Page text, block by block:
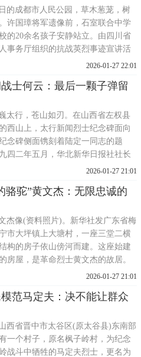
到新加坡谋生，其间接受了革命思想
年，参
的成都市人民公园，草木葱茏，树
许国璋将军遗像前，石室联合中学
的20余名孩子安静站立。由四川省
事务厅组织的抗战英烈事迹宣讲活
开帷幕，那热血沸腾、光照千秋的
像前，石室联合中学蜀华分校的学生
解(6月20日摄
2026-01-27 22:01
士何云：最后一颗子弹留
太行，苍山如刃。在山西省左权县
西山上，太行新闻烈士纪念碑面向
念碑侧面镌刻着陆定一同志的题
四二年五月，华北新华日报社社长
四十余位同志壮烈牺牲，烈士们永垂
日军大扫荡中壮烈牺牲，年仅37岁。
永和镇)，1933年
2026-01-27 21:01
骆驼”黄文杰：无限忠诚的
杰像(资料照片)。新华社发广东省梅
市大坪镇上大塘村，一座三堂二横
构的房子依山傍河而建。这座始建
房屋，是革命烈士黄文杰的故居。
，大坪中心小学的一群少先队员在这
辈为家国、民族舍生忘死的身影跃然
坪
2026-01-27 21:01
范马定夫：决不能让群众
西省晋中市太谷区(原太谷县)东南部
一个村子，原名枫子岭村，为纪念
战斗中牺牲的马定夫烈士，更名为